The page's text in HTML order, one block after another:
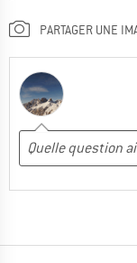
PARTAGER UNE